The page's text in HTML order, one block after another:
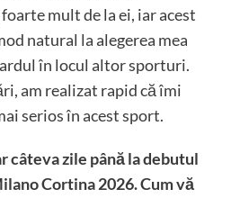
mult de la ei, iar acest
natural la alegerea mea
în locul altor sporturi.
am realizat rapid că îmi
serios în acest sport.
câteva zile până la debutul
Cortina 2026. Cum vă